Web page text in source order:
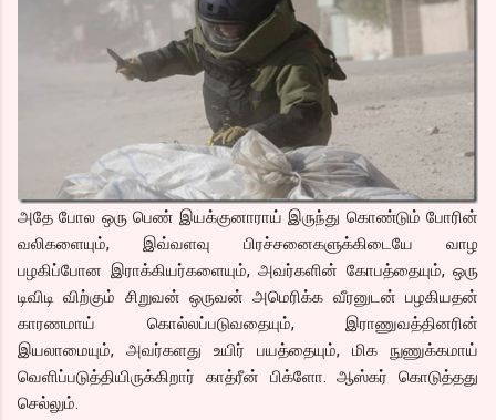
அதே போல ஒரு பெண் இயக்குனாராய் இருந்து கொண்டும் போரின்
வலிகளையும், இவ்வளவு பிரச்சனைகளுக்கிடையே வாழ
பழகிப்போன இராக்கியர்களையும், அவர்களின் கோபத்தையும், ஒரு
டிவிடி விற்கும் சிறுவன் ஒருவன் அமெரிக்க வீரனுடன் பழகியதன்
காரணமாய் கொல்லப்படுவதையும், இராணுவத்தினரின்
இயலாமையும், அவர்களது உயிர் பயத்தையும், மிக நுணுக்கமாய்
வெளிப்படுத்தியிருக்கிறார் காத்ரீன் பிக்ளோ. ஆஸ்கர் கொடுத்தது
செல்லும்.